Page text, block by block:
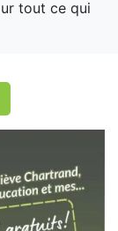
tout ce qui